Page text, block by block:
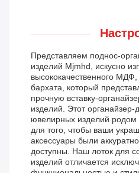
Представляем поднос-
изделий Mjmhd, искусно
высококачественного МДФ,
бархата, который
прочную вставку-
изделий. Этот органайзер-
ювелирных изделий родом
для того, чтобы ваши
аксессуары были
доступны. Наш лоток для
изделий отличается